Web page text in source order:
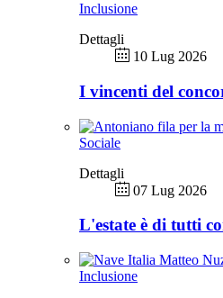
Inclusione
Dettagli
10 Lug 2026
I vincenti del
Sociale
Dettagli
07 Lug 2026
L'estate è di tutti
Inclusione